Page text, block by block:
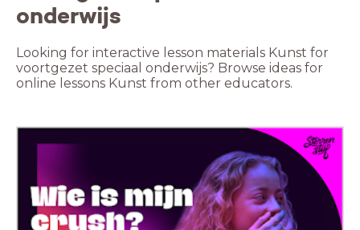
onderwijs
Looking for interactive lesson materials Kunst for
voortgezet speciaal onderwijs? Browse ideas for
online lessons Kunst from other educators.